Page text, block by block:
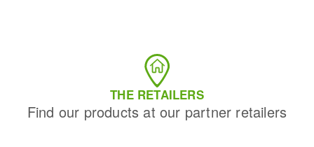
THE RETAILERS
Find our products at our partner retailers